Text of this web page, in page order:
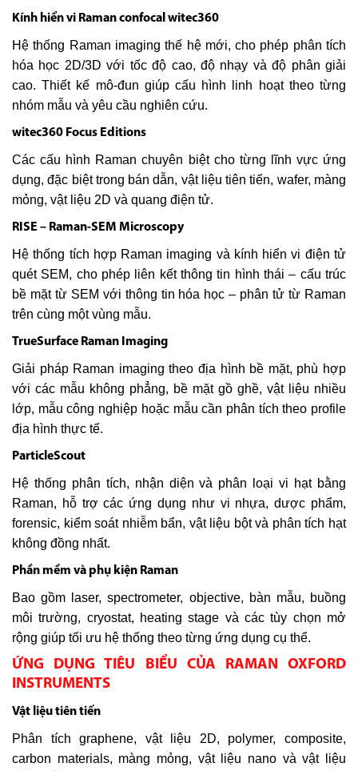
Kính hiển vi Raman confocal witec360
Hệ thống Raman imaging thế hệ mới, cho phép phân tích
hóa học 2D/3D với tốc độ cao, độ nhạy và độ phân giải
cao. Thiết kế mô-đun giúp cấu hình linh hoạt theo từng
nhóm mẫu và yêu cầu nghiên cứu.
witec360 Focus Editions
Các cấu hình Raman chuyên biệt cho từng lĩnh vực ứng
dụng, đặc biệt trong bán dẫn, vật liệu tiên tiến, wafer, màng
mỏng, vật liệu 2D và quang điện tử.
RISE – Raman-SEM Microscopy
Hệ thống tích hợp Raman imaging và kính hiển vi điện tử
quét SEM, cho phép liên kết thông tin hình thái – cấu trúc
bề mặt từ SEM với thông tin hóa học – phân tử từ Raman
trên cùng một vùng mẫu.
TrueSurface Raman Imaging
Giải pháp Raman imaging theo địa hình bề mặt, phù hợp
với các mẫu không phẳng, bề mặt gồ ghề, vật liệu nhiều
lớp, mẫu công nghiệp hoặc mẫu cần phân tích theo profile
địa hình thực tế.
ParticleScout
Hệ thống phân tích, nhận diện và phân loại vi hạt bằng
Raman, hỗ trợ các ứng dụng như vi nhựa, dược phẩm,
forensic, kiểm soát nhiễm bẩn, vật liệu bột và phân tích hạt
không đồng nhất.
Phần mềm và phụ kiện Raman
Bao gồm laser, spectrometer, objective, bàn mẫu, buồng
môi trường, cryostat, heating stage và các tùy chọn mở
rộng giúp tối ưu hệ thống theo từng ứng dụng cụ thể.
ỨNG DỤNG TIÊU BIỂU CỦA RAMAN OXFORD
INSTRUMENTS
Vật liệu tiên tiến
Phân tích graphene, vật liệu 2D, polymer, composite,
carbon materials, màng mỏng, vật liệu nano và vật liệu